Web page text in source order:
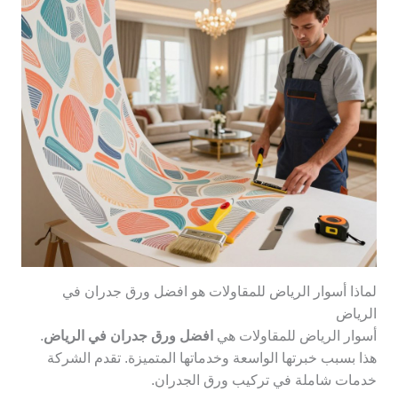
لماذا أسوار الرياض للمقاولات هو افضل ورق جدران في
الرياض
أسوار الرياض للمقاولات هي افضل ورق جدران في الرياض.
هذا بسبب خبرتها الواسعة وخدماتها المتميزة. تقدم الشركة
خدمات شاملة في تركيب ورق الجدران.